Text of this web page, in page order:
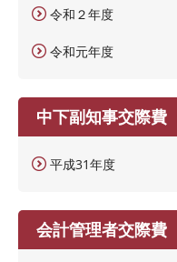
令和２年度
令和元年度
中下副知事交際費
平成31年度
会計管理者交際費